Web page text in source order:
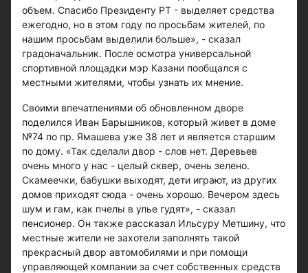
объем. Спасибо Президенту РТ - выделяет средства
ежегодно, но в этом году по просьбам жителей, по
нашим просьбам выделили больше», - сказал
градоначальник. После осмотра универсальной
спортивной площадки мэр Казани пообщался с
местными жителями, чтобы узнать их мнение.
Своими впечатлениями об обновленном дворе
поделился Иван Барышников, который живет в доме
№74 по пр. Ямашева уже 38 лет и является старшим
по дому. «Так сделали двор - слов нет. Деревьев
очень много у нас - целый сквер, очень зелено.
Скамеечки, бабушки выходят, дети играют, из других
домов приходят сюда - очень хорошо. Вечером здесь
шум и гам, как пчелы в улье гудят», - сказал
пенсионер. Он также рассказал Ильсуру Метшину, что
местные жители не захотели заполнять такой
прекрасный двор автомобилями и при помощи
управляющей компании за счет собственных средств